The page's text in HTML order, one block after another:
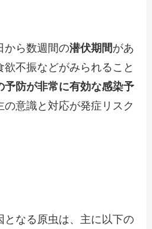
から数週間の潜伏期間があ
欲不振などがみられること
予防が非常に有効な感染予
の意識と対応が発症リスク
となる原虫は、主に以下の